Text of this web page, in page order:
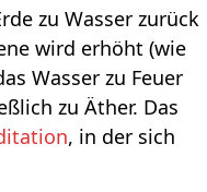
zu Wasser zurück
wird erhöht (wie
Wasser zu Feuer
zu Äther. Das
, in der sich